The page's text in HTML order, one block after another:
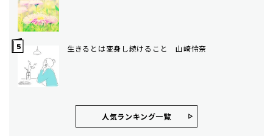
生きるとは変身し続けること 山崎怜奈
人気ランキング⼀覧